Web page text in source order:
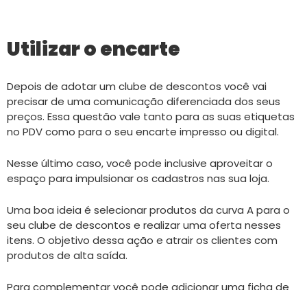
Utilizar o encarte
Depois de adotar um clube de descontos você vai
precisar de uma comunicação diferenciada dos seus
preços. Essa questão vale tanto para as suas etiquetas
no PDV como para o seu encarte impresso ou digital.
Nesse último caso, você pode inclusive aproveitar o
espaço para impulsionar os cadastros nas sua loja.
Uma boa ideia é selecionar produtos da curva A para o
seu clube de descontos e realizar uma oferta nesses
itens. O objetivo dessa ação e atrair os clientes com
produtos de alta saída.
Para complementar você pode adicionar uma ficha de